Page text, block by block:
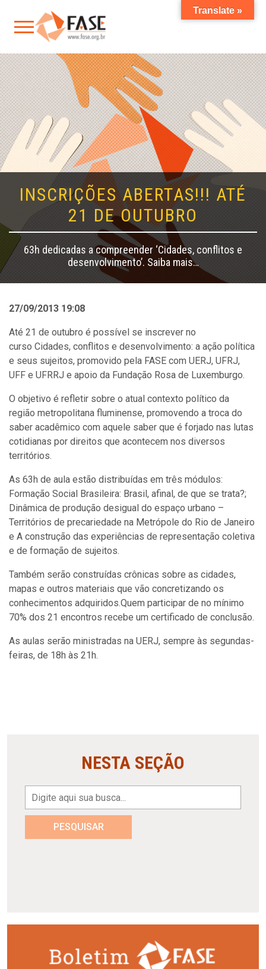
INSCRIÇÕES ABERTAS!!! ATÉ
21 DE OUTUBRO
63h dedicadas a compreender ‘Cidades, conflitos e
desenvolvimento’. Saiba mais…
27/09/2013 19:08
Até 21 de outubro é possível se inscrever no
curso Cidades, conflitos e desenvolvimento: a ação política
e seus sujeitos, promovido pela FASE com UERJ, UFRJ,
UFF e UFRRJ e apoio da Fundação Rosa de Luxemburgo.
O objetivo é refletir sobre o atual contexto político da
região metropolitana fluminense, promovendo a troca do
saber acadêmico com aquele saber que é forjado nas lutas
cotidianas por direitos que acontecem nos diversos
territórios.
As 63h de aula estão distribuídas em três módulos:
Formação Social Brasileira: Brasil, afinal, de que se trata?;
Dinâmica de produção desigual do espaço urbano –
Territórios de precariedade na Metrópole do Rio de Janeiro
e A construção das experiências de representação coletiva
e de formação de sujeitos.
Também serão construídas crônicas sobre as cidades,
mapas e outros materiais que vão concretizando os
conhecimentos adquiridos.Quem participar de no mínimo
70% dos 21 encontros recebe um certificado de conclusão.
As aulas serão ministradas na UERJ, sempre às segundas-
feiras, de 18h às 21h.
NESTA SEÇÃO
PESQUISAR
Translate »